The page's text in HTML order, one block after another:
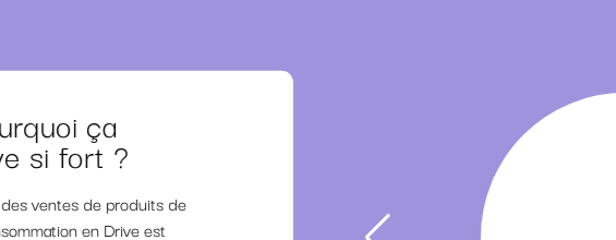
ça
si fort ?
ventes de produits de
en Drive est